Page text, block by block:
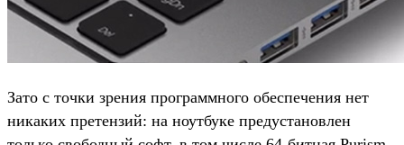
Зато с точки зрения программного обеспечения нет
никаких претензий: на ноутбуке предустановлен